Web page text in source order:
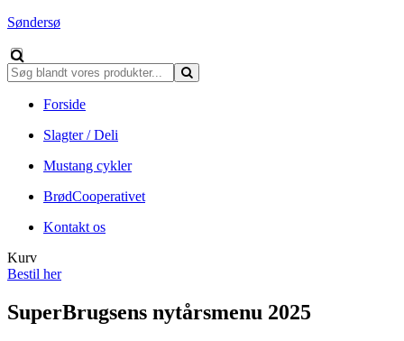
Søndersø
Forside
Slagter / Deli
Mustang cykler
BrødCooperativet
Kontakt os
Kurv
Bestil her
SuperBrugsens nytårsmenu 2025